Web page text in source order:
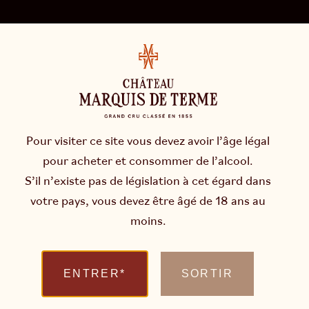
LA SIGNATURE
GRAPHITE
TRIPTYQUE GÉOLOGIQUE
Ce qui fait qu’un Marquis de Terme ne ressemble
à aucun autre Margaux, c’est sa signature
évoquant la mine de crayon ou la pierre à fusil. Ce
trait de caractère singulier, qui traverse les
Pour visiter ce site vous devez avoir l’âge légal
pour acheter et consommer de l’alcool.
S’il n’existe pas de législation à cet égard dans
votre pays, vous devez être âgé de 18 ans au
moins.
ENTRER* SORTIR